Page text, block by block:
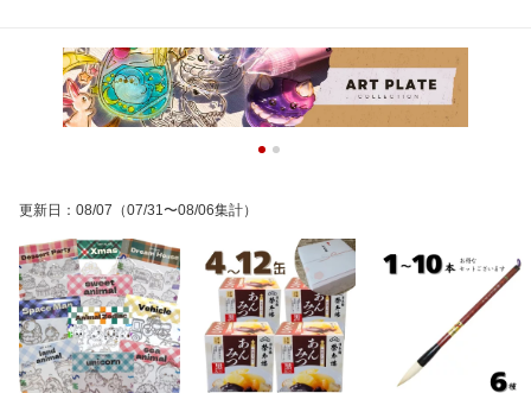
更新日 ： 08/07 （07/31〜08/06集計）